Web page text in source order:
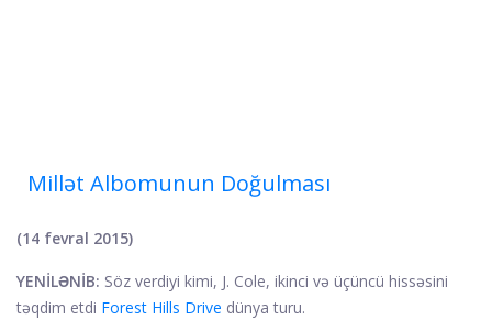
Millət Albomunun Doğulması
(14 fevral 2015)
YENİLƏNİB: Söz verdiyi kimi, J. Cole, ikinci və üçüncü hissəsini
təqdim etdi Forest Hills Drive dünya turu.